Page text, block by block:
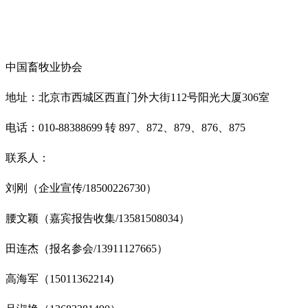
中国畜牧业协会
地址：北京市西城区西直门外大街112号阳光大厦306室
电话：010-88388699 转 897、872、879、876、875
联系人：
刘刚（企业宣传/18500226730）
腰文颖（嘉宾报告收集/13581508034）
田连杰（报名参会/13911127665）
高海军（15011362214)